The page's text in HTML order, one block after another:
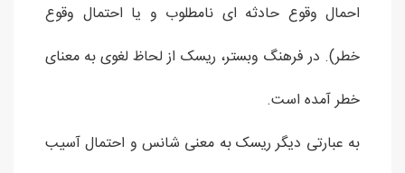
احمال وقوع حادثه ای نامطلوب و یا احتمال وقوع
خطر). در فرهنگ وبستر، ریسک از لحاظ لغوی به معنای
خطر آمده است.
به عبارتی دیگر ریسک به معنی شانس و احتمال آسیب